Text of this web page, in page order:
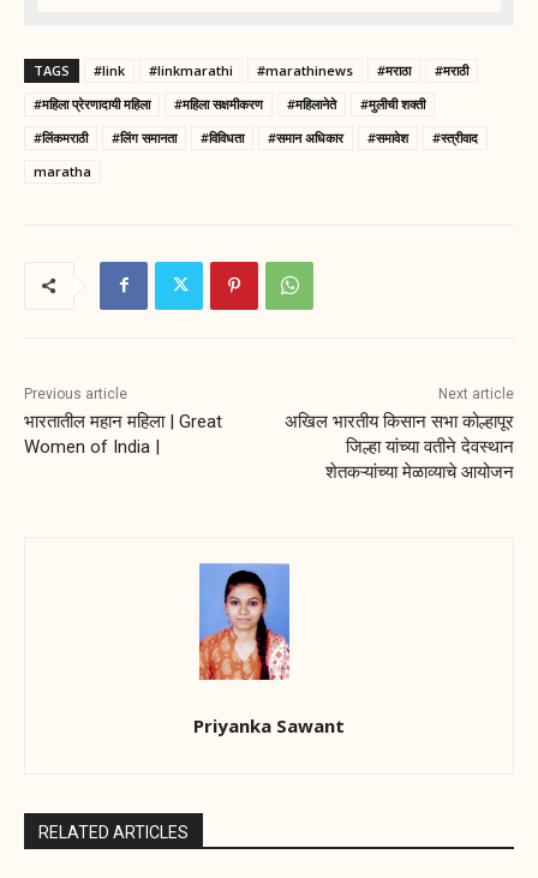
TAGS #link #linkmarathi #marathinews #मराठा
#मराठी
#महिला प्रेरणादायी महिला
#महिला सक्षमीकरण #महिलानेते
#मुलीची शक्ती
#लिंकमराठी
#लिंग समानता #विविधता #समान अधिकार #समावेश
#स्त्रीवाद
maratha
Previous article
भारतातील महान महिला | Great
Women of India |
Next article
अखिल भारतीय किसान सभा कोल्हापूर
जिल्हा यांच्या वतीने देवस्थान
शेतकऱ्यांच्या मेळाव्याचे आयोजन
Priyanka Sawant
RELATED ARTICLES